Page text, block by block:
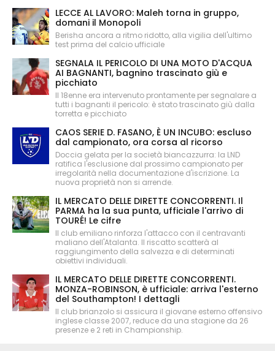
LECCE AL LAVORO: Maleh torna in gruppo,
domani il Monopoli
Berisha ancora a ritmo ridotto, alla vigilia dell'ultimo
test prima del calcio ufficiale
SEGNALA IL PERICOLO DI UNA MOTO D'ACQUA
AI BAGNANTI, bagnino trascinato giù e
picchiato
Il 18enne era intervenuto prontamente per segnalare a
tutti i bagnanti il pericolo: è stato trascinato giù dalla
torretta e picchiato
CAOS SERIE D. FASANO, È UN INCUBO: escluso
dal campionato, ora corsa al ricorso
Doccia gelata per la società biancazzurra: la LND
ratifica l'esclusione dal prossimo campionato per
irregolarità nella documentazione d'iscrizione. La
nuova proprietà non si arrende.
IL MERCATO DELLE DIRETTE CONCORRENTI. Il
PARMA ha la sua punta, ufficiale l'arrivo di
TOURÉ! Le cifre
Il club emiliano rinforza l'attacco con il centravanti
maliano dell'Atalanta. Il riscatto scatterà al
raggiungimento della salvezza e di determinati
obiettivi individuali.
IL MERCATO DELLE DIRETTE CONCORRENTI.
MONZA-ROBINSON, è ufficiale: arriva l'esterno
del Southampton! I dettagli
Il club brianzolo si assicura il giovane esterno offensivo
inglese classe 2007, reduce da una stagione da 26
presenze e 2 reti in Championship.